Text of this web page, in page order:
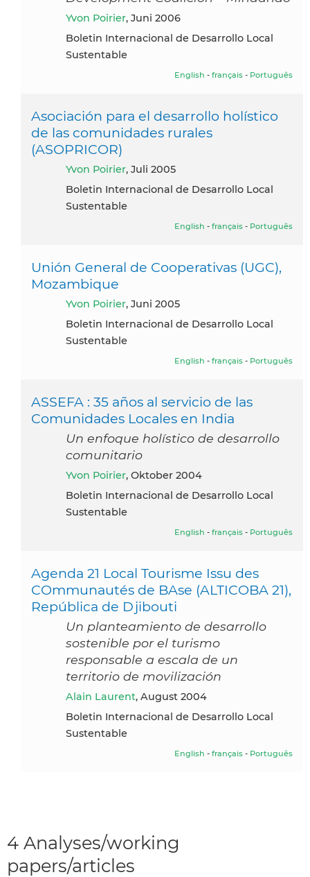
Yvon Poirier, Juni 2006
Boletin Internacional de Desarrollo Local
Sustentable
English - français - Português
Asociación para el desarrollo holístico
de las comunidades rurales
(ASOPRICOR)
Yvon Poirier, Juli 2005
Boletin Internacional de Desarrollo Local
Sustentable
English - français - Português
Unión General de Cooperativas (UGC),
Mozambique
Yvon Poirier, Juni 2005
Boletin Internacional de Desarrollo Local
Sustentable
English - français - Português
ASSEFA : 35 años al servicio de las
Comunidades Locales en India
Un enfoque holístico de desarrollo
comunitario
Yvon Poirier, Oktober 2004
Boletin Internacional de Desarrollo Local
Sustentable
English - français - Português
Agenda 21 Local Tourisme Issu des
COmmunautés de BAse (ALTICOBA 21),
República de Djibouti
Un planteamiento de desarrollo
sostenible por el turismo
responsable a escala de un
territorio de movilización
Alain Laurent, August 2004
Boletin Internacional de Desarrollo Local
Sustentable
English - français - Português
4 Analyses/working
papers/articles